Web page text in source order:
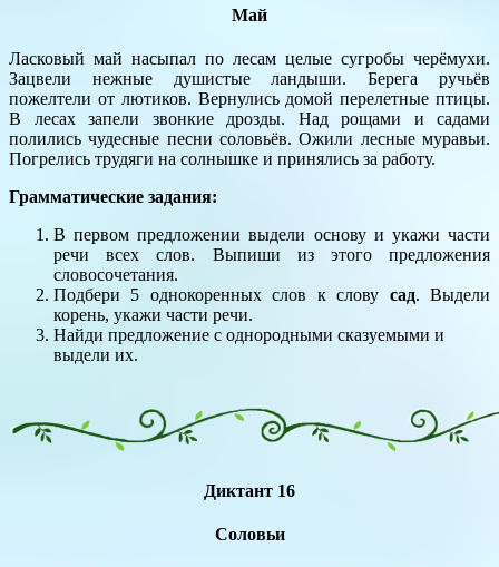
Май
Ласковый май насыпал по лесам целые сугробы черёмухи.
Зацвели нежные душистые ландыши. Берега ручьёв
пожелтели от лютиков. Вернулись домой перелетные птицы.
В лесах запели звонкие дрозды. Над рощами и садами
полились чудесные песни соловьёв. Ожили лесные муравьи.
Погрелись трудяги на солнышке и принялись за работу.
Грамматические задания:
В первом предложении выдели основу и укажи части
речи всех слов. Выпиши из этого предложения
словосочетания.
Подбери 5 однокоренных слов к слову сад. Выдели
корень, укажи части речи.
Найди предложение с однородными сказуемыми и
выдели их.
Диктант 16
Соловьи